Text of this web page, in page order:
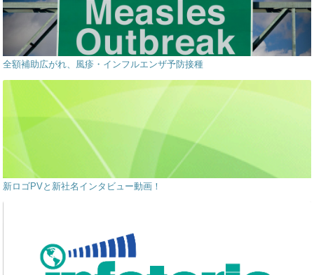
全額補助広がれ、風疹・インフルエンザ予防接種
新ロゴPVと新社名インタビュー動画！